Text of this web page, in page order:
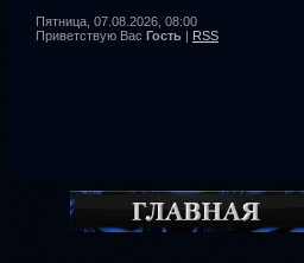
Пятница, 07.08.2026, 08:00
Приветствую Вас Гость | RSS